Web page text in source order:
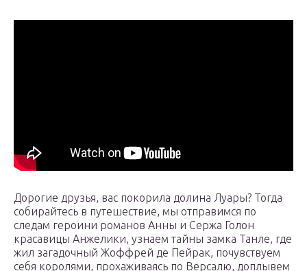
Дорогие друзья, вас покорила долина Луары? Тогда
собирайтесь в путешествие, мы отправимся по
следам героини романов Анны и Сержа Голон
красавицы Анжелики, узнаем тайны замка Танле, где
жил загадочный Жоффрей де Пейрак, почувствуем
себя королями, прохаживаясь по Версалю, доплывем